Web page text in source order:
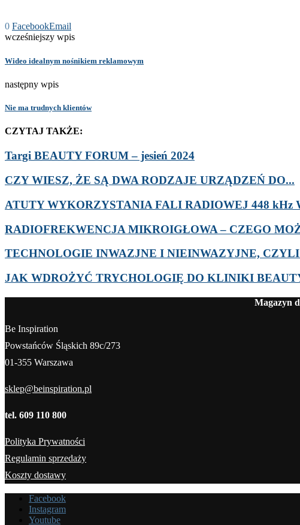
0 FacebookEmail
wcześniejszy wpis
Wideo idealnym nośnikiem reklamowym
następny wpis
Nie ma trudnych klientów
CZYTAJ TAKŻE:
Targi BEAUTY FORUM – jesień 2024
CZY WIESZ, ŻE SĄ DWA RODZAJE URZĄDZEŃ DO...
ATUTY WYKORZYSTANIA FALI RADIOWEJ 448 kHz
RADIOFREKWENCJA MIKROIGŁOWA – CZEGO
TECHNOLOGIE INWAZJNE I NIEINWAZYJNE, CZYLI
JAK WDROŻYĆ TRYCHOLOGIĘ DO KLINIKI
Magazyn
Be Inspiration
Powstańców Śląskich 89c/273
01-355 Warszawa
sklep@beinspiration.pl
tel. 609 110 800
Polityka Prywatności
Regulamin sprzedaży
Koszty dostawy
Facebook
Instagram
Youtube